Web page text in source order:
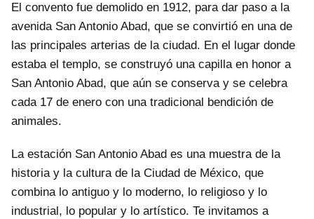
El convento fue demolido en 1912, para dar paso a la
avenida San Antonio Abad, que se convirtió en una de
las principales arterias de la ciudad. En el lugar donde
estaba el templo, se construyó una capilla en honor a
San Antonio Abad, que aún se conserva y se celebra
cada 17 de enero con una tradicional bendición de
animales.
La estación San Antonio Abad es una muestra de la
historia y la cultura de la Ciudad de México, que
combina lo antiguo y lo moderno, lo religioso y lo
industrial, lo popular y lo artístico. Te invitamos a